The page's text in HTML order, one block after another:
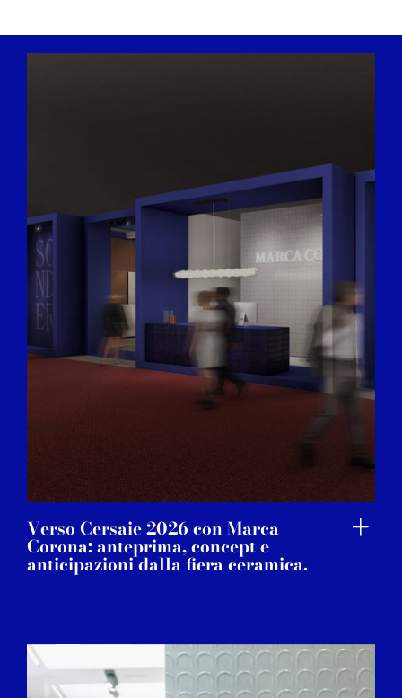
Verso Cersaie 2026 con Marca
Corona: anteprima, concept e
anticipazioni dalla fiera ceramica.